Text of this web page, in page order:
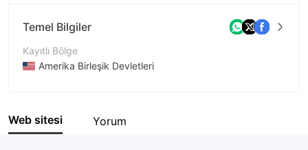
Temel Bilgiler
Kayıtlı Bölge
Amerika Birleşik Devletleri
Şirket Adı
Web sitesi Yorum